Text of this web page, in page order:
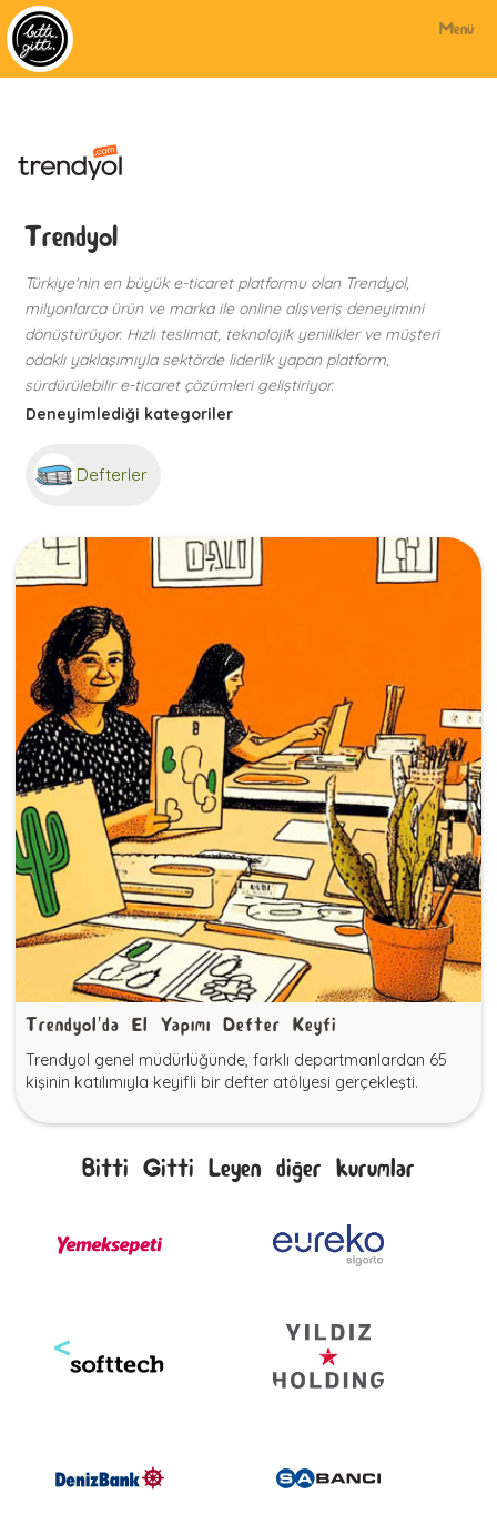
Menü
Trendyol
Türkiye'nin en büyük e-ticaret platformu olan Trendyol,
milyonlarca ürün ve marka ile online alışveriş deneyimini
dönüştürüyor. Hızlı teslimat, teknolojik yenilikler ve müşteri
odaklı yaklaşımıyla sektörde liderlik yapan platform,
sürdürülebilir e-ticaret çözümleri geliştiriyor.
Deneyimlediği kategoriler
Defterler
Trendyol'da El Yapımı Defter Keyfi
Trendyol genel müdürlüğünde, farklı departmanlardan 65
kişinin katılımıyla keyifli bir defter atölyesi gerçekleşti.
Bitti Gitti Leyen diğer kurumlar